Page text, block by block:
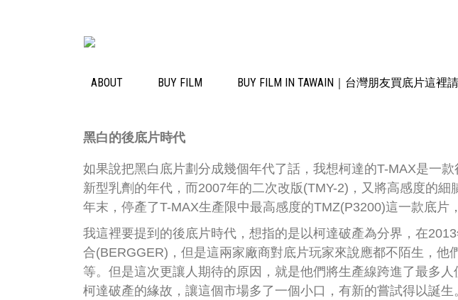
ABOUT BUY FILM BUY FILM IN TAWAIN｜台灣朋友買底片這裡請
黑白的後底片時代
如果說把黑白底片劃分成幾個年代了話，我想柯達的T-MAX是一
新型乳劑的年代，而2007年的二次改版(TMY-2)，又將高感度的
年末，停產了T-MAX生產限中最高感度的TMZ(P3200)這一款底片
我這裡要提到的後底片時代，想指的是以柯達破產為分界，在
合(BERGGER)，但是這兩家廠商對底片玩家來說應都不陌生，
等。但是這次更讓人期待的原因，就是他們將生產線跨進了最多
柯達破產的緣故，讓這個市場多了一個小口，有新的嘗試得以誕生